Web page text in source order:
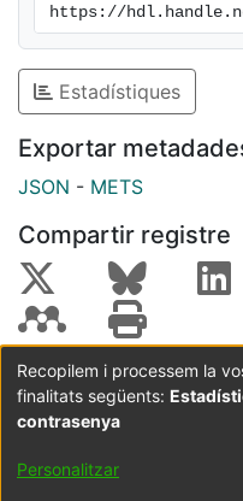
https://
Estadístiques
Exportar
JSON - METS
Compartir registre
Coordinació:CRAI UB Avís legal
Metadades
subjectes a:
Configuració
de cookies
privadesa
Recopilem i processem la
finalitats següents:
contrasenya
Personalitzar